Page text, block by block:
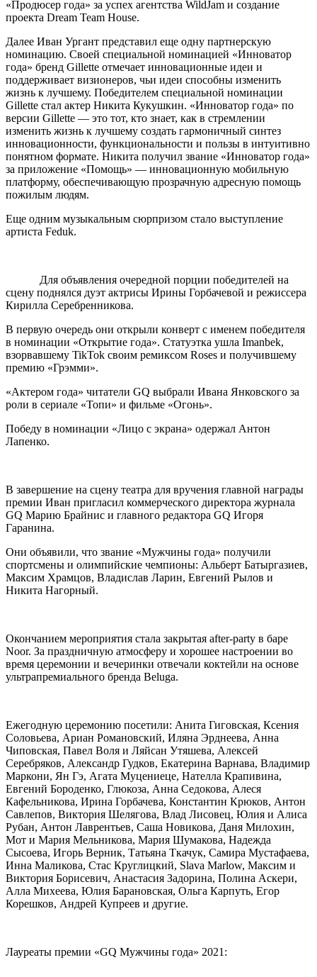
«Продюсер года» за успех агентства WildJam и создание
проекта Dream Team House.
Далее Иван Ургант представил еще одну партнерскую
номинацию. Своей специальной номинацией «Инноватор
года» бренд Gillette отмечает инновационные идеи и
поддерживает визионеров, чьи идеи способны изменить
жизнь к лучшему. Победителем специальной номинации
Gillette стал актер Никита Кукушкин. «Инноватор года» по
версии Gillette — это тот, кто знает, как в стремлении
изменить жизнь к лучшему создать гармоничный синтез
инновационности, функциональности и пользы в интуитивно
понятном формате. Никита получил звание «Инноватор года»
за приложение «Помощь» — инновационную мобильную
платформу, обеспечивающую прозрачную адресную помощь
пожилым людям.
Еще одним музыкальным сюрпризом стало выступление
артиста Feduk.
Для объявления очередной порции победителей на
сцену поднялся дуэт актрисы Ирины Горбачевой и режиссера
Кирилла Серебренникова.
В первую очередь они открыли конверт с именем победителя
в номинации «Открытие года». Статуэтка ушла Imanbek,
взорвавшему TikTok своим ремиксом Roses и получившему
премию «Грэмми».
«Актером года» читатели GQ выбрали Ивана Янковского за
роли в сериале «Топи» и фильме «Огонь».
Победу в номинации «Лицо с экрана» одержал Антон
Лапенко.
В завершение на сцену театра для вручения главной награды
премии Иван пригласил коммерческого директора журнала
GQ Марию Брайнис и главного редактора GQ Игоря
Гаранина.
Они объявили, что звание «Мужчины года» получили
спортсмены и олимпийские чемпионы: Альберт Батыргазиев,
Максим Храмцов, Владислав Ларин, Евгений Рылов и
Никита Нагорный.
Окончанием мероприятия стала закрытая after-party в баре
Noor. За праздничную атмосферу и хорошее настроении во
время церемонии и вечеринки отвечали коктейли на основе
ультрапремиального бренда Beluga.
Ежегодную церемонию посетили: Анита Гиговская, Ксения
Соловьева, Ариан Романовский, Иляна Эрднеева, Анна
Чиповская, Павел Воля и Ляйсан Утяшева, Алексей
Серебряков, Александр Гудков, Екатерина Варнава, Владимир
Маркони, Ян Гэ, Агата Муцениеце, Нателла Крапивина,
Евгений Бороденко, Глюкоза, Анна Седокова, Алеся
Кафельникова, Ирина Горбачева, Константин Крюков, Антон
Савлепов, Виктория Шелягова, Влад Лисовец, Юлия и Алиса
Рубан, Антон Лаврентьев, Саша Новикова, Даня Милохин,
Мот и Мария Мельникова, Мария Шумакова, Надежда
Сысоева, Игорь Верник, Татьяна Ткачук, Самира Мустафаева,
Инна Маликова, Стас Круглицкий, Slava Marlow, Максим и
Виктория Борисевич, Анастасия Задорина, Полина Аскери,
Алла Михеева, Юлия Барановская, Ольга Карпуть, Егор
Корешков, Андрей Купреев и другие.
Лауреаты премии «GQ Мужчины года» 2021: